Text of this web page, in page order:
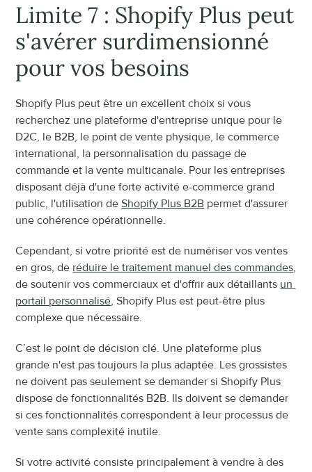
Limite 7 : Shopify Plus peut
s'avérer surdimensionné
pour vos besoins
Shopify Plus peut être un excellent choix si vous
recherchez une plateforme d'entreprise unique pour le
D2C, le B2B, le point de vente physique, le commerce
international, la personnalisation du passage de
commande et la vente multicanale. Pour les entreprises
disposant déjà d'une forte activité e-commerce grand
public, l'utilisation de Shopify Plus B2B permet d'assurer
une cohérence opérationnelle.
Cependant, si votre priorité est de numériser vos ventes
en gros, de réduire le traitement manuel des commandes,
de soutenir vos commerciaux et d'offrir aux détaillants un
portail personnalisé, Shopify Plus est peut-être plus
complexe que nécessaire.
C’est le point de décision clé. Une plateforme plus
grande n'est pas toujours la plus adaptée. Les grossistes
ne doivent pas seulement se demander si Shopify Plus
dispose de fonctionnalités B2B. Ils doivent se demander
si ces fonctionnalités correspondent à leur processus de
vente sans complexité inutile.
Si votre activité consiste principalement à vendre à des